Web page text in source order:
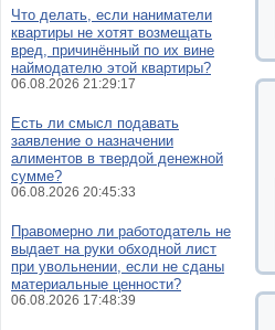
Что делать, если наниматели
квартиры не хотят возмещать
вред, причинённый по их вине
наймодателю этой квартиры?
06.08.2026 21:29:17
Есть ли смысл подавать
заявление о назначении
алиментов в твердой денежной
сумме?
06.08.2026 20:45:33
Правомерно ли работодатель не
выдает на руки обходной лист
при увольнении, если не сданы
материальные ценности?
06.08.2026 17:48:39